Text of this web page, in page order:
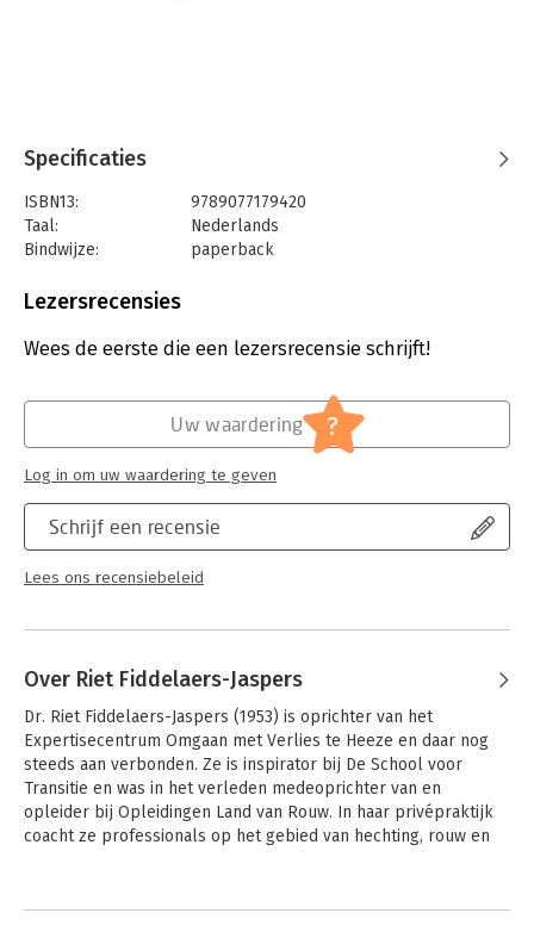
Specificaties
ISBN13:
9789077179420
Taal:
Nederlands
Bindwijze:
paperback
Uitgever:
Verschijningsdatum:
20-11-2020
Lezersrecensies
Wees de eerste die een lezersrecensie schrijft!
Schrijf een recensie
Lees ons recensiebeleid
Uw waardering ?
Log in om uw waardering te geven
Over Riet Fiddelaers-Jaspers
Dr. Riet Fiddelaers-Jaspers (1953) is oprichter van het
Expertisecentrum Omgaan met Verlies te Heeze en daar nog
steeds aan verbonden. Ze is inspirator bij De School voor
Transitie en was in het verleden medeoprichter van en
opleider bij Opleidingen Land van Rouw. In haar privépraktijk
coacht ze professionals op het gebied van hechting, rouw en
voor het Expertisecentrum Omgaan met Verlies de
Andere boeken door Riet